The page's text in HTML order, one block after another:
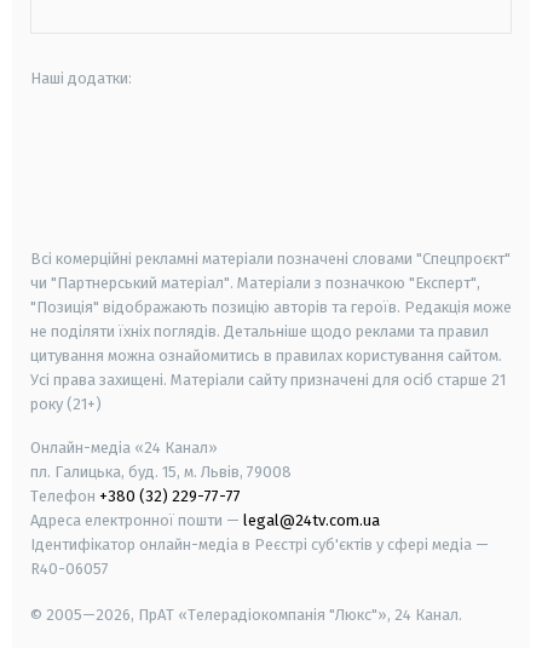
Наші додатки:
Всі комерційні рекламні матеріали позначені словами "Спецпроєкт"
чи "Партнерський матеріал". Матеріали з позначкою "Експерт",
"Позиція" відображають позицію авторів та героїв. Редакція може
не поділяти їхніх поглядів. Детальніше щодо реклами та правил
цитування можна ознайомитись в правилах користування сайтом.
Усі права захищені. Матеріали сайту призначені для осіб старше 21
року (21+)
Онлайн-медіа «24 Канал»
пл. Галицька, буд. 15, м. Львів, 79008
Телефон +380 (32) 229-77-77
Адреса електронної пошти — legal@24tv.com.ua
Ідентифікатор онлайн-медіа в Реєстрі суб'єктів у сфері медіа —
R40-06057
© 2005—2026, ПрАТ «Телерадіокомпанія "Люкс"», 24 Канал.